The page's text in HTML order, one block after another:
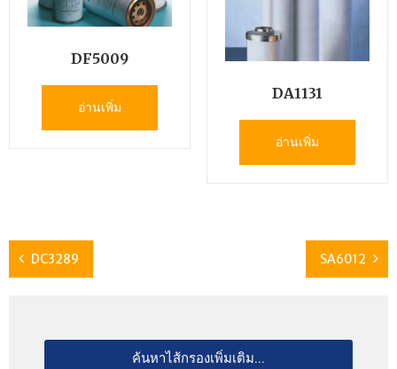
DF5009
อ่านเพิ่ม
DA1131
อ่านเพิ่ม
DC3289 SA6012
ค้นหาไส้กรองเพิ่มเติม...